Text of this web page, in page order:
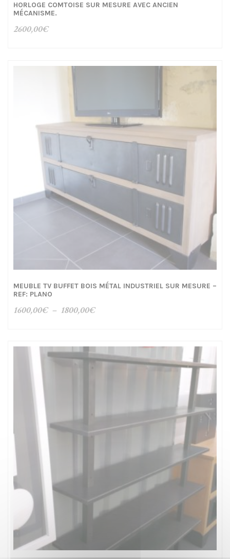
HORLOGE COMTOISE SUR MESURE AVEC ANCIEN
MÉCANISME.
2600,00€
MEUBLE TV BUFFET BOIS MÉTAL INDUSTRIEL SUR MESURE –
REF: PLANO
1600,00€ – 1800,00€Plage
1600,00€
à